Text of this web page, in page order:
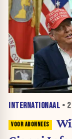
INTERNATIONAAL •